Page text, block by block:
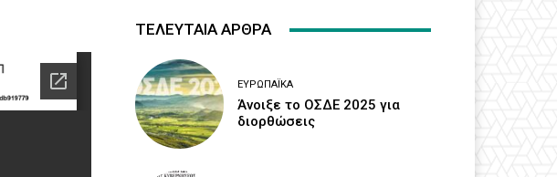
ΤΕΛΕΥΤΑΙΑ ΑΡΘΡΑ
ΕΥΡΩΠΑΪΚΆ
Άνοιξε το ΟΣΔΕ 2025 για
διορθώσεις